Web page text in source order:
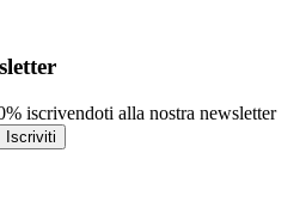
iscrivendoti alla nostra newsletter
Iscriviti